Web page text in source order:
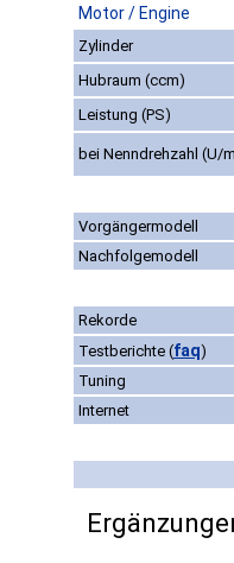
Motor / Engine
Zylinder
Hubraum (ccm)
Leistung (PS)
bei Nenndrehzahl (U/
Vorgängermodell
Nachfolgemodell
Rekorde
Testberichte (faq)
Tuning
Internet